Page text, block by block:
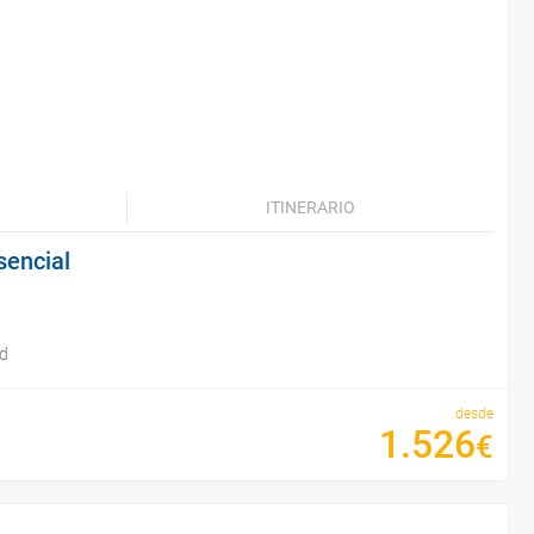
ITINERARIO
desde
1 .526€